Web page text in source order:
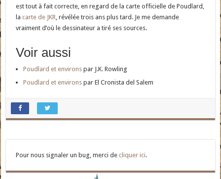
est tout à fait correcte, en regard de la carte officielle de Poudlard,
lacarte de JKR , révélée trois ans plus tard. Je me demande
vraiment d’où le dessinateur a tiré ses sources.
Voir aussi
Poudlard et environs par J.K. Rowling
Poudlard et environs par El Cronista del Salem
Pour nous signaler un bug, merci decliquer ici.